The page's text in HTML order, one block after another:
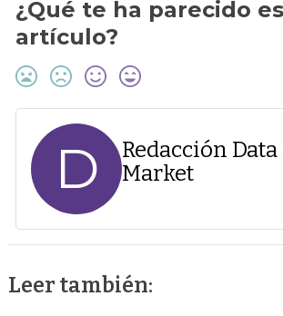
¿Qué te ha parecido
artículo?
D
Redacción
Market
Leer también: